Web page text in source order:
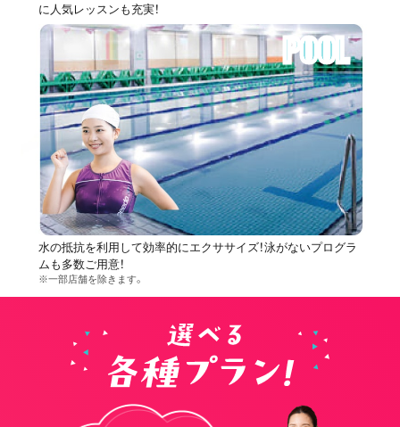
に人気レッスンも充実！
POOL
水の抵抗を利用して効率的にエクササイズ！泳がないプログラ
ムも多数ご用意！
※一部店舗を除きます。